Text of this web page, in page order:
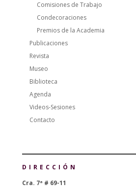
Comisiones de Trabajo
Condecoraciones
Premios de la Academia
Publicaciones
Revista
Museo
Biblioteca
Agenda
Videos-Sesiones
Contacto
DIRECCIÓN
Cra. 7ª # 69-11